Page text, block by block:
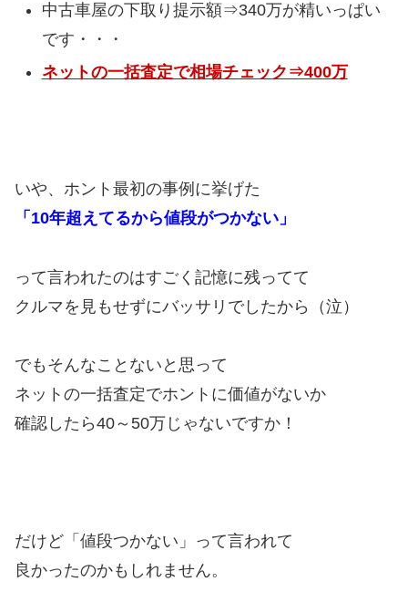
中古車屋の下取り提示額⇒340万が精いっぱい
です・・・
ネットの一括査定で相場チェック⇒400万
いや、ホント最初の事例に挙げた
「10年超えてるから値段がつかない」
って言われたのはすごく記憶に残ってて
クルマを見もせずにバッサリでしたから（泣）
でもそんなことないと思って
ネットの一括査定でホントに価値がないか
確認したら40～50万じゃないですか！
だけど「値段つかない」って言われて
良かったのかもしれません。